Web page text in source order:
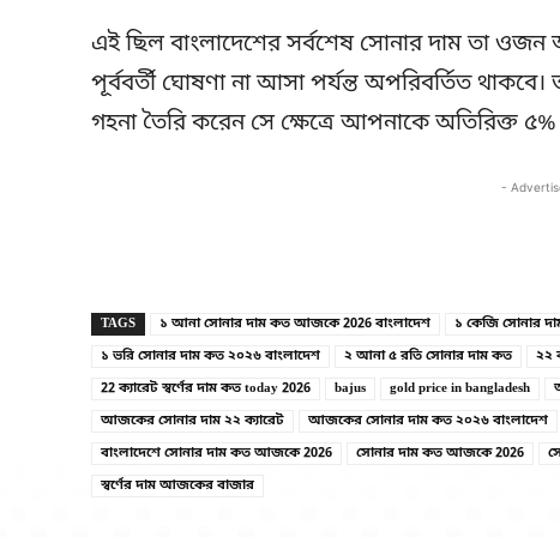
এই ছিল বাংলাদেশের সর্বশেষ সোনার দাম তা ওজন
পূর্ববর্তী ঘোষণা না আসা পর্যন্ত অপরিবর্তিত
গহনা তৈরি করেন সে ক্ষেত্রে আপনাকে অতিরিক্ত
-
TAGS ১ আনা সোনার দাম কত আজকে 2026 বাংলাদেশ ১ কেজি সোনার
১ ভরি সোনার দাম কত ২০২৬ বাংলাদেশ
২ আনা ৫ রতি সোনার দাম কত ২২
22 ক্যারেট স্বর্ণের দাম কত today 2026
bajus gold price in bangladesh
আজকের সোনার দাম ২২ ক্যারেট
আজকের সোনার দাম কত ২০২৬ বাংলাদেশ
বাংলাদেশে সোনার দাম কত আজকে 2026
সোনার দাম কত আজকে 2026
স্বর্ণের দাম আজকের বাজার